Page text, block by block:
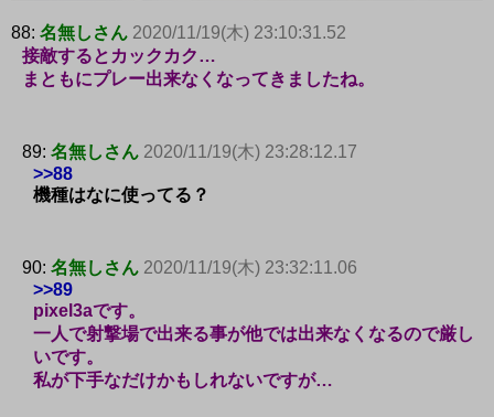
88: 名無しさん 2020/11/19(木) 23:10:31.52
接敵するとカックカク…
まともにプレー出来なくなってきましたね。
89: 名無しさん 2020/11/19(木) 23:28:12.17
>>88
機種はなに使ってる？
90: 名無しさん 2020/11/19(木) 23:32:11.06
>>89
pixel3aです。
一人で射撃場で出来る事が他では出来なくなるので厳し
いです。
私が下手なだけかもしれないですが…